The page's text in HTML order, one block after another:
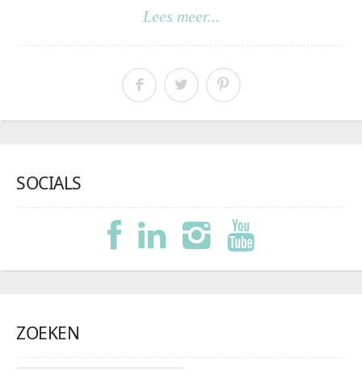
Lees meer...
SOCIALS
ZOEKEN